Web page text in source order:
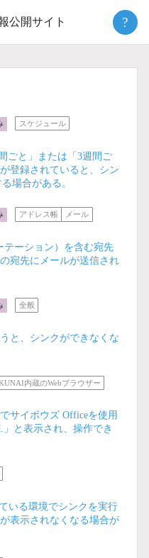
公開サイト ?
スケジュール
ごと」または「3週間ご
登録されていると、シン
場合がある。
アドレス帳 メール
テーション）を含む宛先
宛先にメールが送信され
全般
と、シンクができなくな
内蔵のWebブラウザー
サイボウズ Officeを使用
」と表示され、操作でき
いる環境でシンクを実行
表示されなくなる場合が